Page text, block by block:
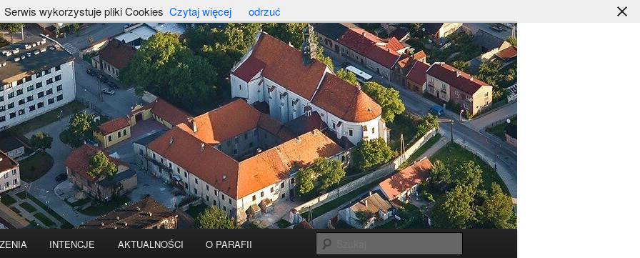
INTENCJE AKTUALNOŚCI O PARAFII
Serwis wykorzystuje pliki Cookies Czytaj więcej odrzuć